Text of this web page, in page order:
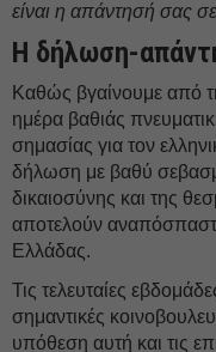
είναι η απάντησή σας σε
Η δήλωση-
Καθώς βγαίνουμε από
ημέρα βαθιάς
σημασίας για τον
δήλωση με βαθύ
δικαιοσύνης και της
αποτελούν
Ελλάδας.
Τις τελευταίες
σημαντικές
υπόθεση αυτή και τις